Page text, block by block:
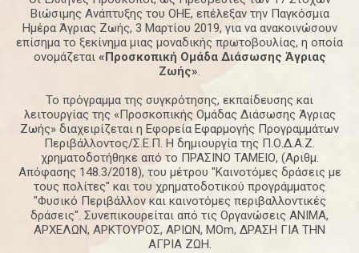
Βιώσιμης Ανάπτυξης του ΟΗΕ, επέλεξαν την Παγκόσμια
Ημέρα Άγριας Ζωής, 3 Μαρτίου 2019, για να ανακοινώσουν
επίσημα το ξεκίνημα μιας μοναδικής πρωτοβουλίας, η οποία
ονομάζεται «Προσκοπική Ομάδα Διάσωσης Άγριας
Ζωής».
Το πρόγραμμα της συγκρότησης, εκπαίδευσης και
λειτουργίας της «Προσκοπικής Ομάδας Διάσωσης Άγριας
Ζωής» διαχειρίζεται η Εφορεία Εφαρμογής Προγραμμάτων
Περιβάλλοντος/Σ.Ε.Π. Η δημιουργία της Π.Ο.Δ.Α.Ζ.
χρηματοδοτήθηκε από το ΠΡΑΣΙΝΟ ΤΑΜΕΙΟ, (Αριθμ.
Απόφασης 148.3/2018), του μέτρου "Καινοτόμες δράσεις με
τους πολίτες" και του χρηματοδοτικού προγράμματος
"Φυσικό Περιβάλλον και καινοτόμες περιβαλλοντικές
δράσεις". Συνεπικουρείται από τις Οργανώσεις ΑΝΙΜΑ,
ΑΡΧΕΛΩΝ, ΑΡΚΤΟΥΡΟΣ, ΑΡΙΩΝ, ΜΟm, ΔΡΑΣΗ ΓΙΑ ΤΗΝ
ΑΓΡΙΑ ΖΩΗ.